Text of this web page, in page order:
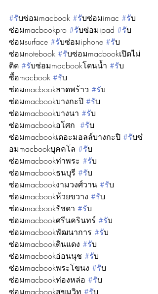
#รับซ่อมmacbook #รับซ่อมimac #รับ
ซ่อมmacbookpro #รับซ่อมipad #รับ
ซ่อมsurface #รับซ่อมiphone #รับ
ซ่อมnotebook #รับซ่อมmacbookเปิดไม่
ติด #รับซ่อมmacbookโดนน้ำ #รับ
ซื้อmacbook #รับ
ซ่อมmacbookลาดพร้าว #รับ
ซ่อมmacbookบางกะปิ #รับ
ซ่อมmacbookบางนา #รับ
ซ่อมmacbookอโศก #รับ
ซ่อมmacbookเดอะมอลล์บางกะปิ #รับซ๋
อมmacbookบุคคโล #รับ
ซ่อมmacbookท่าพระ #รับ
ซ่อมmacbookธนบุรี #รับ
ซ่อมmacbookงามวงศ์วาน #รับ
ซ่อมmacbookห้วยขวาง #รับ
ซ่อมmacbookรัชดา #รับ
ซ่อมmacbookศรีนครินทร์ #รับ
ซ่อมmacbookพัฒนาการ #รับ
ซ่อมmacbookดินแดง #รับ
ซ่อมmacbookอ่อนนุช #รับ
ซ่อมmacbookพระโขนง #รับ
ซ่อมmacbookท่องหล่อ #รับ
ซ่อมmacbookสุขุมวิท #รับ